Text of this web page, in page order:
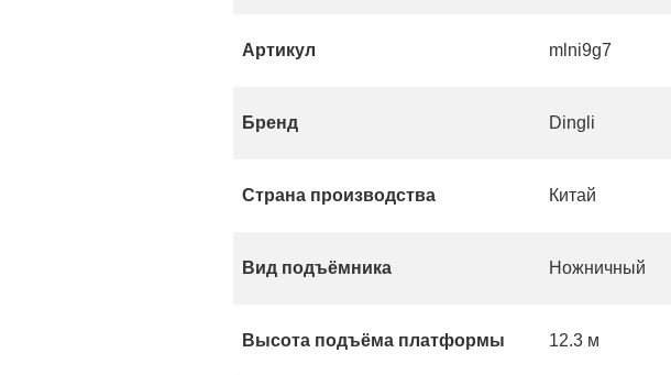
Артикул mlni9g7
Бренд Dingli
Страна производства Китай
Вид подъёмника Ножничный
Высота подъёма платформы 12.3 м